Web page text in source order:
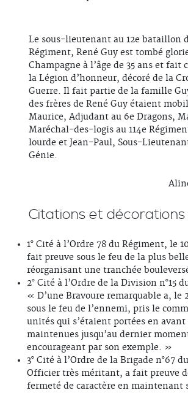
Le sous-lieutenant au 12e bataillon
Régiment, René Guy est tombé
Champagne à l’âge de 35 ans et fait
la Légion d’honneur, décoré de la
Guerre. Il fait partie de la famille
des frères de René Guy étaient
Maurice, Adjudant au 6e Dragons,
Maréchal-des-logis au 114e
lourde et Jean-Paul, Sous-
Génie.
Citations et décorations
1° Cité à l’Ordre 78 du Régiment, le
fait preuve sous le feu de la plus
réorganisant une tranchée
2° Cité à l’Ordre de la Division n°15
« D’une Bravoure remarquable a, le
sous le feu de l’ennemi, pris le
unités qui s’étaient portées en
maintenues jusqu’au dernier
encourageant par son exemple. »
3° Cité à l’Ordre de la Brigade n°67
Officier très méritant, a fait preuve
fermeté de caractère en maintenant